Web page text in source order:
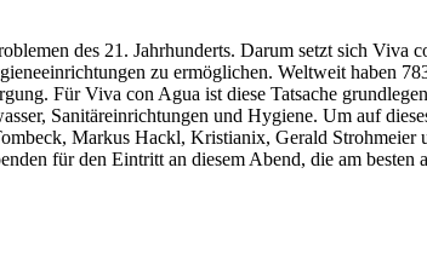
des 21. Jahrhunderts. Darum setzt sich
zu ermöglichen. Weltweit haben
Für Viva con Agua ist diese Tatsache
Sanitäreinrichtungen und Hygiene. Um auf
Markus Hackl, Kristianix, Gerald
für den Eintritt an diesem Abend, die am